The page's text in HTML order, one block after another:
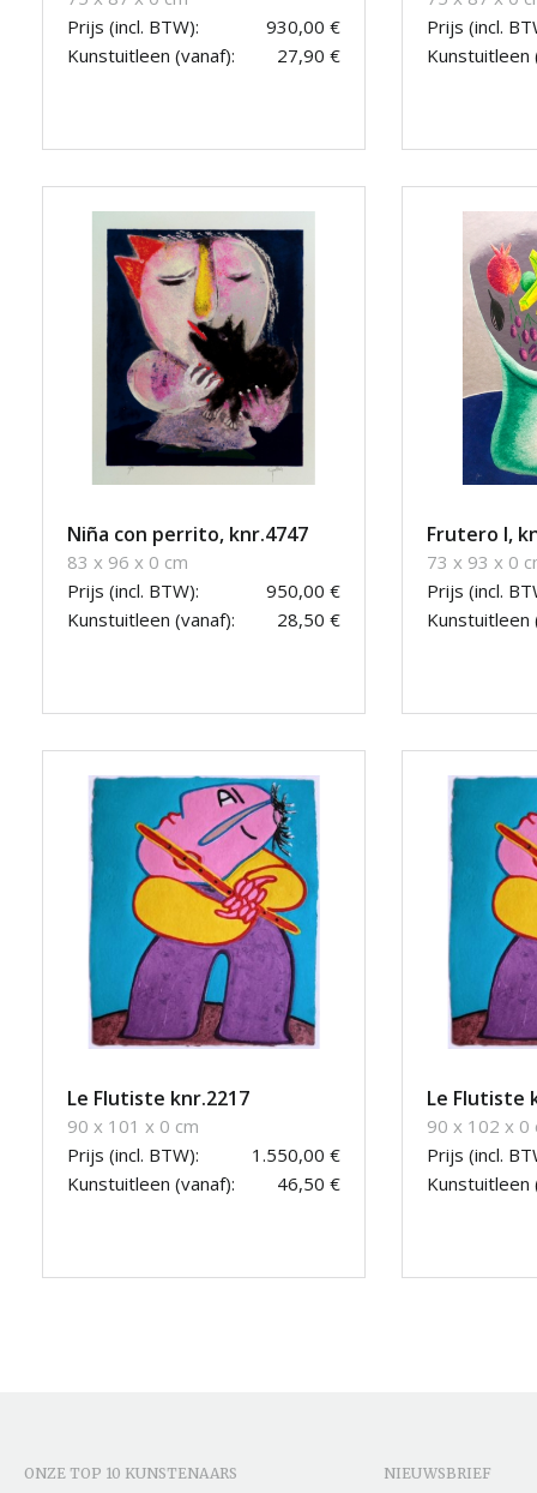
Prijs (incl. BTW):
930,00 €
Kunstuitleen (vanaf):
27,90 €
Prijs (incl.
Kunstuitleen
Niña con perrito, knr.4747
83 x 96 x 0 cm
Prijs (incl. BTW):
950,00 €
Kunstuitleen (vanaf):
28,50 €
Frutero I,
73 x 93 x 0
Prijs (incl.
Kunstuitleen
Le Flutiste knr.2217
90 x 101 x 0 cm
Prijs (incl. BTW):
1.550,00 €
Kunstuitleen (vanaf):
46,50 €
Le Flutiste
90 x 102 x 0
Prijs (incl.
Kunstuitleen
ONZE TOP 10 KUNSTENAARS NIEUWSBRIEF